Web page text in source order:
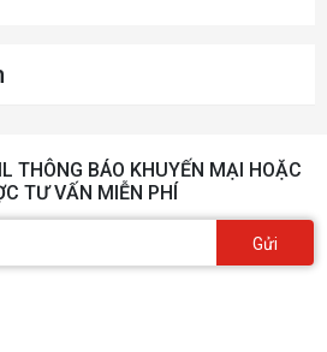
THÔNG BÁO KHUYẾN MẠI HOẶC
TƯ VẤN MIỄN PHÍ
Gửi